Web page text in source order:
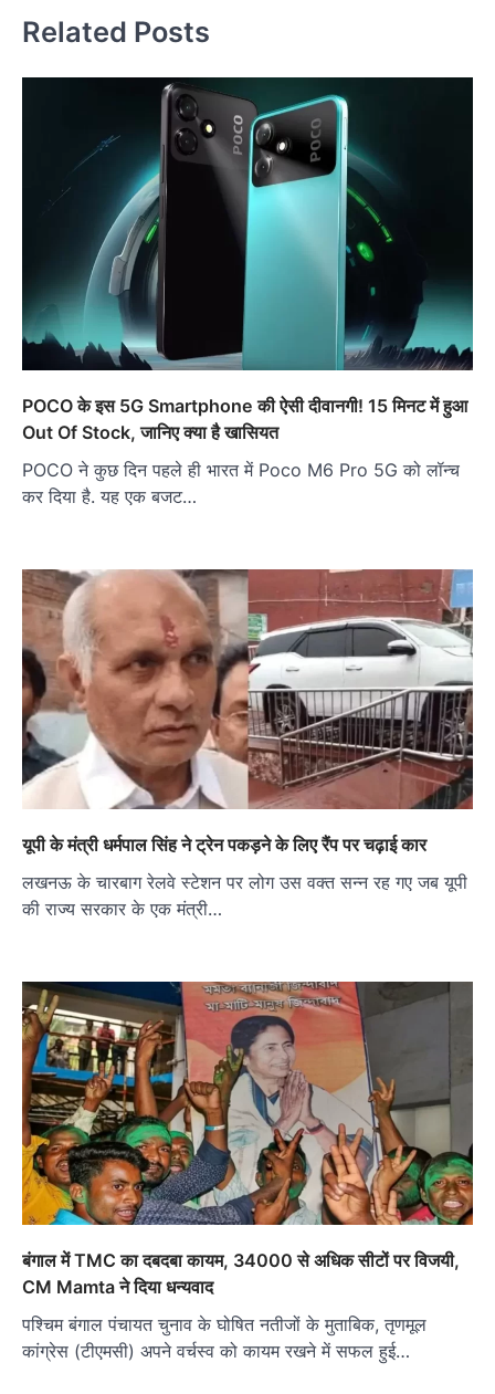
Related Posts
POCO के इस 5G Smartphone की ऐसी दीवानगी! 15 मिनट में हुआ
Out Of Stock, जानिए क्या है खासियत
POCO ने कुछ दिन पहले ही भारत में Poco M6 Pro 5G को लॉन्च
कर दिया है. यह एक बजट…
यूपी के मंत्री धर्मपाल सिंह ने ट्रेन पकड़ने के लिए रैंप पर चढ़ाई कार
लखनऊ के चारबाग रेलवे स्टेशन पर लोग उस वक्त सन्न रह गए जब यूपी
की राज्य सरकार के एक मंत्री…
बंगाल में TMC का दबदबा कायम, 34000 से अधिक सीटों पर विजयी,
CM Mamta ने दिया धन्यवाद
पश्चिम बंगाल पंचायत चुनाव के घोषित नतीजों के मुताबिक, तृणमूल
कांग्रेस (टीएमसी) अपने वर्चस्व को कायम रखने में सफल हुई…